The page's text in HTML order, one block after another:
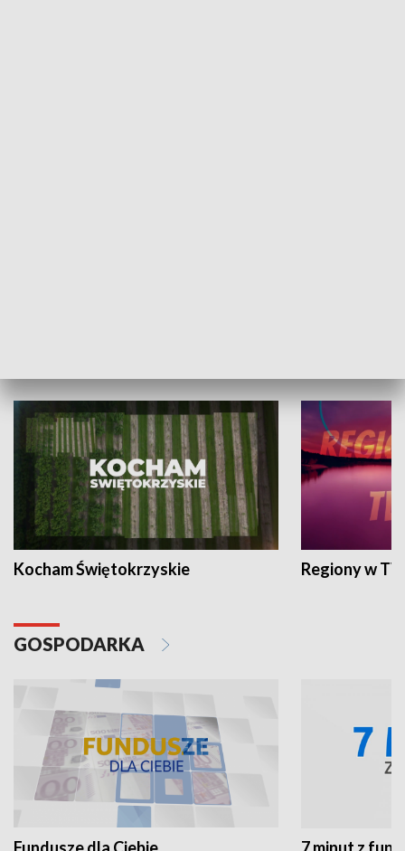
Kocham Świętokrzyskie Regiony w
GOSPODARKA